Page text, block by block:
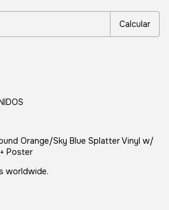
Calcular
Orange/Sky Blue Splatter Vinyl w/
Poster
worldwide.